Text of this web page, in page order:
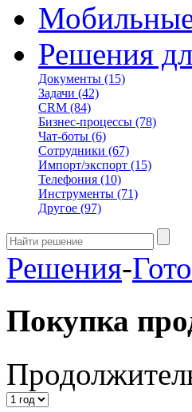
Решения
Документы (15)
Задачи (42)
CRM (84)
Бизнес-процессы (78)
Чат-боты (6)
Сотрудники (67)
Импорт/экспорт (15)
Телефония (10)
Инструменты (71)
Другое (97)
Решения-
Покупка